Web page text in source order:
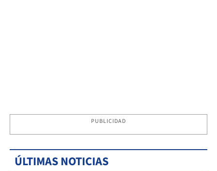
PUBLICIDAD
ÚLTIMAS NOTICIAS